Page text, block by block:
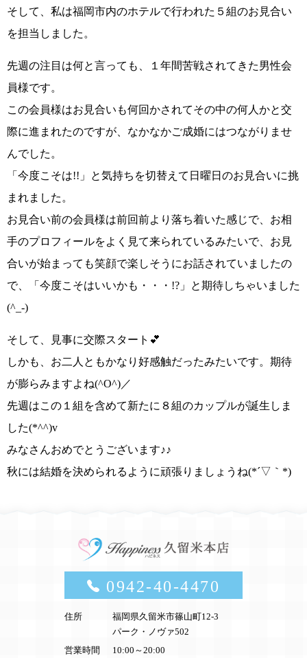
そして、私は福岡市内のホテルで行われた５組のお見合い
を担当しました。
先週の注目は何と言っても、１年間苦戦されてきた男性会
員様です。
この会員様はお見合いも何回かされてその中の何人かと交
際に進まれたのですが、なかなかご成婚にはつながりませ
んでした。
「今度こそは!!」
と気持ちを切替えて日曜日のお見合いに挑
まれました。
お見合い前の会員様は前回前より落ち着いた感じで、お相
手のプロフィールをよく見て来られているみたいで、お見
合いが始まっても笑顔で楽しそうにお話されていましたの
で、
「今度こそはいいかも・・・!?」
と期待しちゃいました
(^_-)
そして、見事に交際スタート💕
しかも、お二人ともかなり好感触だったみたいです。期待
が膨らみますよね(^O^)／
先週はこの１組を含めて新たに８組のカップルが誕生しま
した(*^^)v
みなさんおめでとうございます♪♪
秋には結婚を決められるように頑張りましょうね(*´▽｀*)
0942-40-4470
住所
福岡県久留米市篠山町12-3
パーク・ノヴァ502
営業時間
10:00～20:00